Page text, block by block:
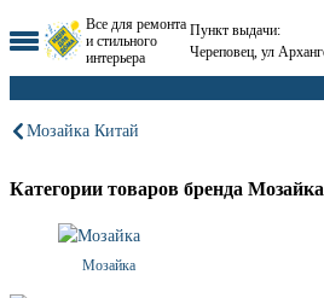
Все для ремонта
и стильного
интерьера
Пункт выдачи:
Череповец, ул
Мозайка Китай
Категории товаров бренда
Мозайка